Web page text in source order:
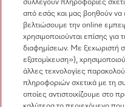
Πωλήσεις
210 6794444
Εξυπηρέτηση πελατών
210 6794444
συλλέγουν πληροφορίες
από εσάς και μας βοηθούν να
βελτιώσουμε την online
χρησιμοποιούνται επίσης για
διαφημίσεων. Με ξεχωριστή
εξατομίκευση»),
άλλες τεχνολογίες
πληροφοριών σχετικά με τη
οποίες αντιστοιχίζουμε στο